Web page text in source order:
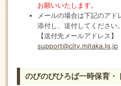
お願いいたします。
メールの場合は下記のア
添付し、送付してください。
【送付先メールアドレス】
support@city.mitaka.lg.jp
のびのびひろば一時保育・